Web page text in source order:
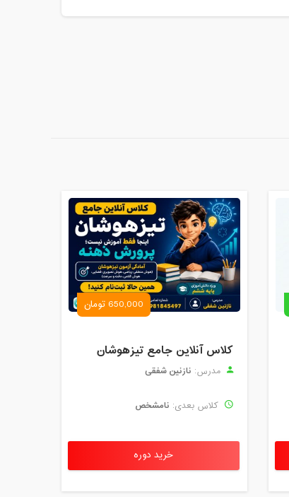
650,000 تومان
کلاس آنلاین جامع تیزهوشان
مدرس: نازنین شفقی
کلاس بعدی: نامشخص
خرید دوره